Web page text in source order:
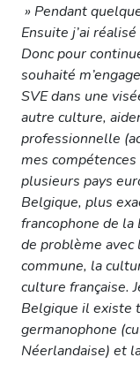
» Pendant
Ensuite j’ai
Donc pour
souhaité
SVE dans une
autre culture,
professionnelle
mes compétences
plusieurs pays
Belgique, plus
francophone de la
de problème avec
commune, la
culture française.
Belgique il existe
germanophone
Néerlandaise) et